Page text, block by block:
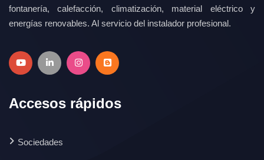
fontanería, calefacción, climatización, material eléctrico y
energías renovables. Al servicio del instalador profesional.
Accesos rápidos
Sociedades